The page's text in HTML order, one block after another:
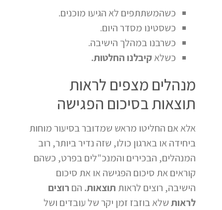
כשהמשתתפים לא הגיעו מוכנים.
כשסטינו מסדר היום.
כשרבנו במהלך הישיבה.
כשלאקיבלנו החלטות.
מנהלים מצפים לראות
תוצאות בסיכום הפגישה
אלא אם החליטו מראש שמדובר בסיעור מוחות
ביחידה או בארגון כולו, שזה נדיר ביותר, רוב
המנהלים, הבכירים והמנכ"לים בפרט, כשהם
קוראים את סיכום הפגישה או את סיכום
הישיבה, רוצים לראות תוצאות. הם רוצים
לראותשלא בוזבז זמן יקר של עובדים ושל